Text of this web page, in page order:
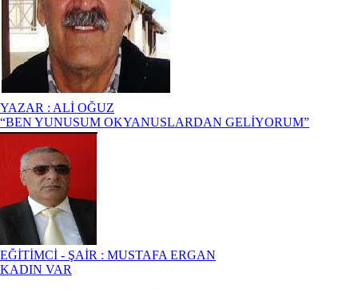
YAZAR : ALİ OĞUZ
“BEN YUNUSUM OKYANUSLARDAN GELİYORUM”
EĞİTİMCİ - ŞAİR : MUSTAFA ERGAN
KADIN VAR